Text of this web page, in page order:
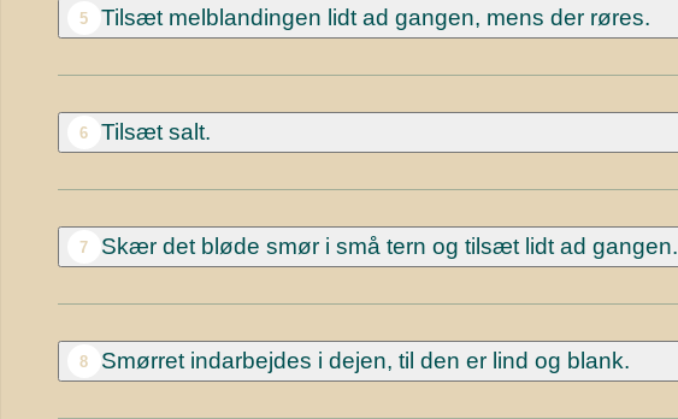
5 Tilsæt melblandingen lidt ad gangen, mens der røres.
6 Tilsæt salt.
7 Skær det bløde smør i små tern og tilsæt lidt ad gangen.
8 Smørret indarbejdes i dejen, til den er lind og blank.